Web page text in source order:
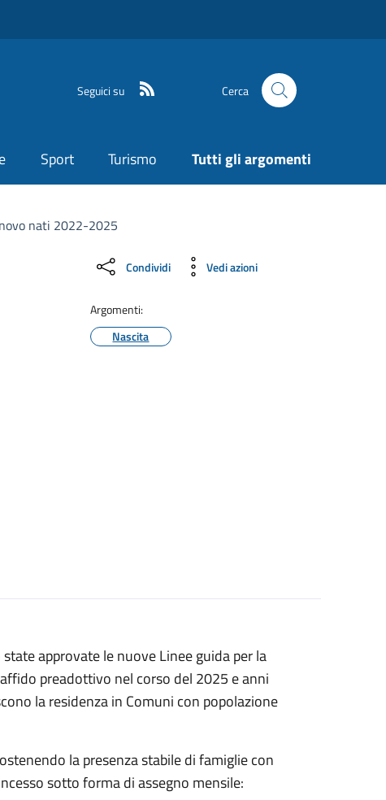
Seguici su Cerca
Sport Turismo Tutti gli argomenti
nati 2022-2025
Condividi Vedi azioni
Argomenti:
Nascita
approvate le nuove Linee guida per la
preadottivo nel corso del 2025 e anni
la residenza in Comuni con popolazione
la presenza stabile di famiglie con
sotto forma di assegno mensile: